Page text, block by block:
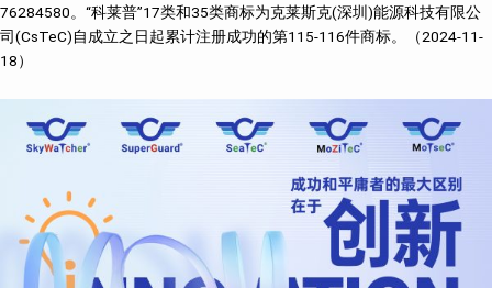
76284580。“科莱普”17类和35类商标为克莱斯克(深圳)能源科技有限公
司(CsTeC)自成立之日起累计注册成功的第115-116件商标。（2024-11-
18）